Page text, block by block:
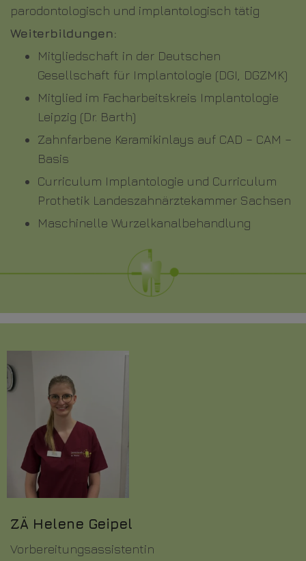
parodontologisch und implantologisch tätig
Weiterbildungen:
Mitgliedschaft in der Deutschen
Gesellschaft für Implantologie (DGI, DGZMK)
Mitglied im Facharbeitskreis Implantologie
Leipzig (Dr. Barth)
Zahnfarbene Keramikinlays auf CAD – CAM –
Basis
Curriculum Implantologie und Curriculum
Prothetik Landeszahnärztekammer Sachsen
Maschinelle Wurzelkanalbehandlung
ZÄ Helene Geipel
Vorbereitungsassistentin